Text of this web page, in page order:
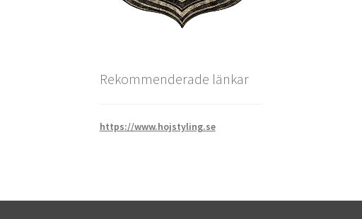
Rekommenderade länkar
https://www.hojstyling.se